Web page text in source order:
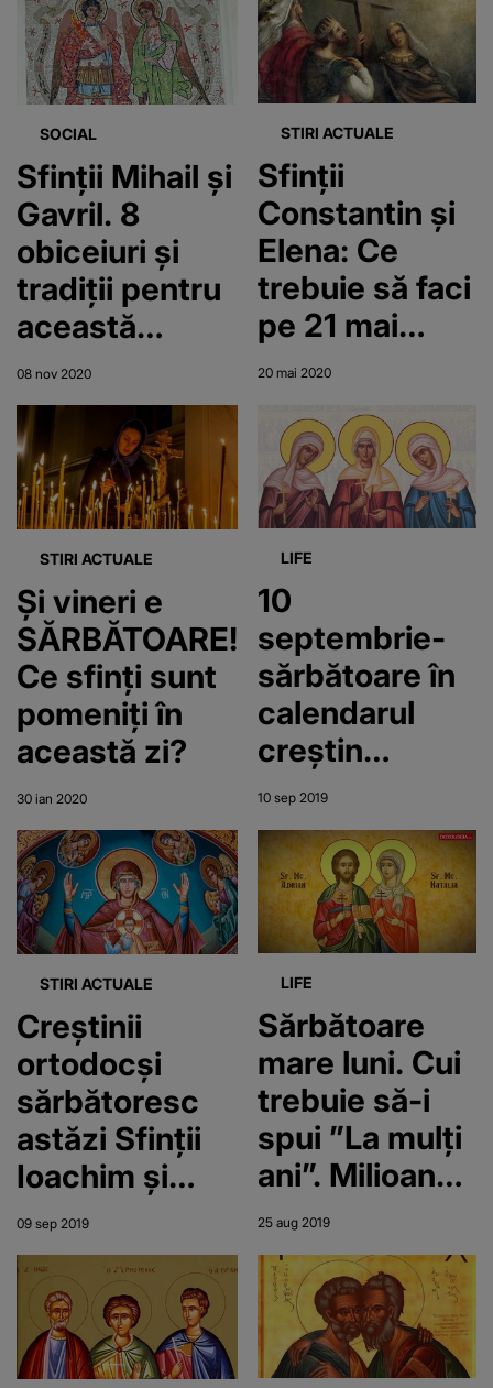
SOCIAL
Sfinții Mihail și
Gavril. 8
obiceiuri și
tradiții pentru
această
sărbătoare
mare
08 nov 2020
STIRI ACTUALE
Sfinţii
Constantin şi
Elena: Ce
trebuie să faci
pe 21 mai
2020 pentru a
până la
sfârşitul
anului?
20 mai 2020
STIRI ACTUALE
Și vineri e
SĂRBĂTOARE!
Ce sfinți sunt
pomeniți în
această zi?
30 ian 2020
LIFE
10
septembrie-
sărbătoare în
calendarul
creștin
ortodox. Vezi
sfinții
sărbătoriți
10 sep 2019
STIRI ACTUALE
Creștinii
ortodocși
sărbătoresc
astăzi Sfinții
Ioachim și
Ana, părinții
Fecioarei
Maria
09 sep 2019
LIFE
Sărbătoare
mare luni. Cui
trebuie să-i
spui ”La mulți
ani”. Milioane
de români
poartă aceste
nume
25 aug 2019